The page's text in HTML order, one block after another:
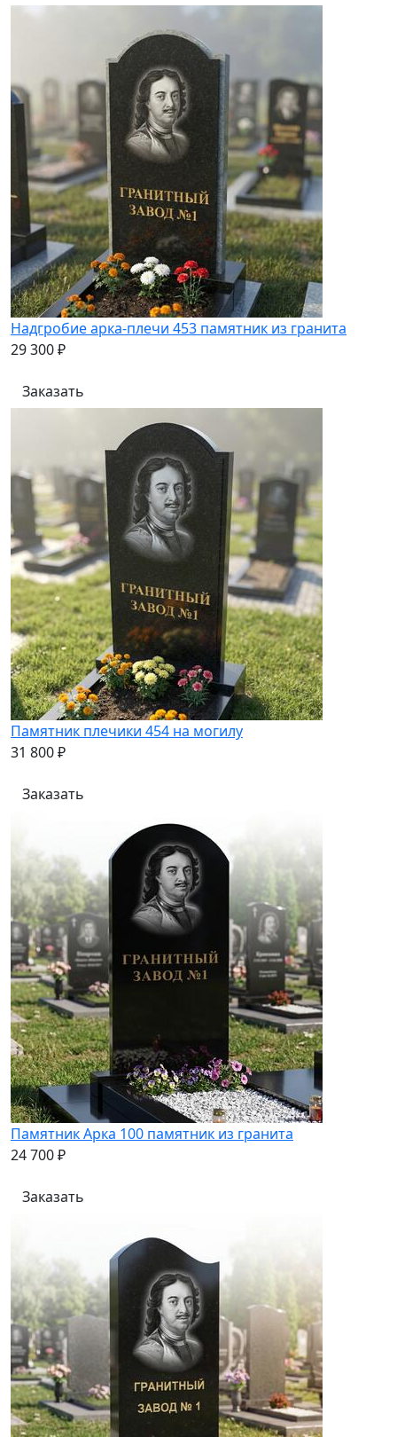
Надгробие арка-плечи 453 памятник из гранита
29 300 ₽
Заказать
Памятник плечики 454 на могилу
31 800 ₽
Заказать
Памятник Арка 100 памятник из гранита
24 700 ₽
Заказать